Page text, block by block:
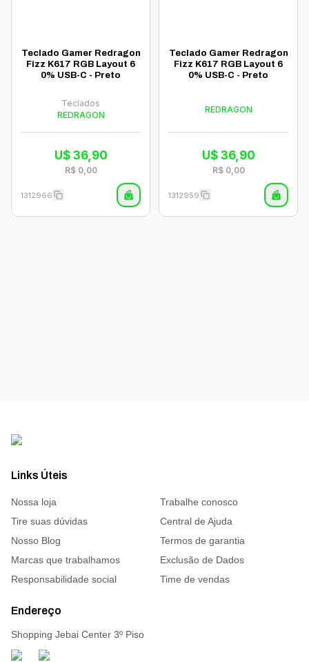
Teclado Gamer Redragon
Fizz K617 RGB Layout 6
0% USB-C - Preto
Teclados
REDRAGON
U$ 36,90
R$ 0,00
1312966
Teclado Gamer Redragon
Fizz K617 RGB Layout 6
0% USB-C - Preto
REDRAGON
U$ 36,90
R$ 0,00
1312959
Links Úteis
Nossa loja
Trabalhe conosco
Tire suas dúvidas
Central de Ajuda
Nosso Blog
Termos de garantia
Marcas que trabalhamos
Exclusão de Dados
Responsabilidade social
Time de vendas
Endereço
Shopping Jebai Center 3º Piso